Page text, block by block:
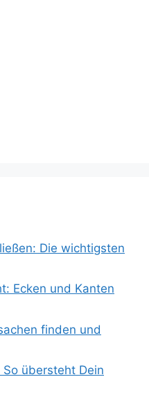
Die wichtigsten
Ecken und Kanten
finden und
übersteht Dein